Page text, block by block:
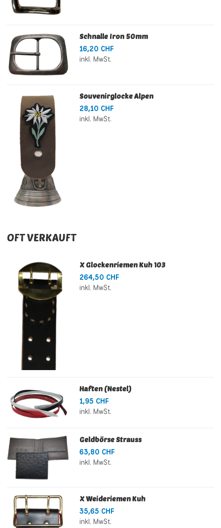
Schnalle Iron 50mm
16,20 CHF
inkl. MwSt.
Souvenirglocke Alpen
28,10 CHF
inkl. MwSt.
OFT VERKAUFT
X Glockenriemen Kuh 103
264,50 CHF
inkl. MwSt.
Haften (Nestel)
1,95 CHF
inkl. MwSt.
Geldbörse Strauss
63,80 CHF
inkl. MwSt.
X Weideriemen Kuh
35,65 CHF
inkl. MwSt.